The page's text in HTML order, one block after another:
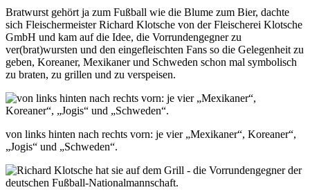
Bratwurst gehört ja zum Fußball wie die Blume zum Bier, dachte
sich Fleischermeister Richard Klotsche von der Fleischerei Klotsche
GmbH und kam auf die Idee, die Vorrundengegner zu
ver(brat)wursten und den eingefleischten Fans so die Gelegenheit zu
geben, Koreaner, Mexikaner und Schweden schon mal symbolisch
zu braten, zu grillen und zu verspeisen.
von links hinten nach rechts vorn: je vier „Mexikaner“, Koreaner“,
„Jogis“ und „Schweden“.